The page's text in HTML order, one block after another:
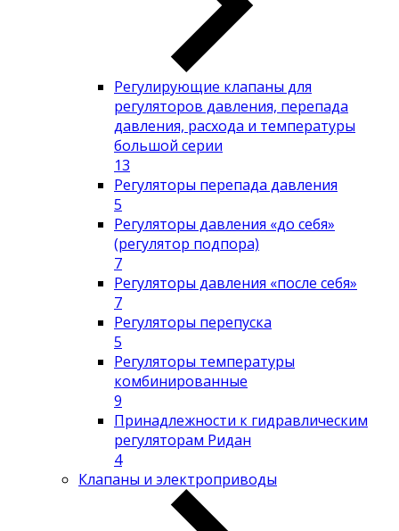
Регулирующие клапаны для
регуляторов давления, перепада
давления, расхода и температуры
большой серии
13
Регуляторы перепада давления
5
Регуляторы давления «до себя»
(регулятор подпора)
7
Регуляторы давления «после себя»
7
Регуляторы перепуска
5
Регуляторы температуры
комбинированные
9
Принадлежности к гидравлическим
регуляторам Ридан
4
Клапаны и электроприводы